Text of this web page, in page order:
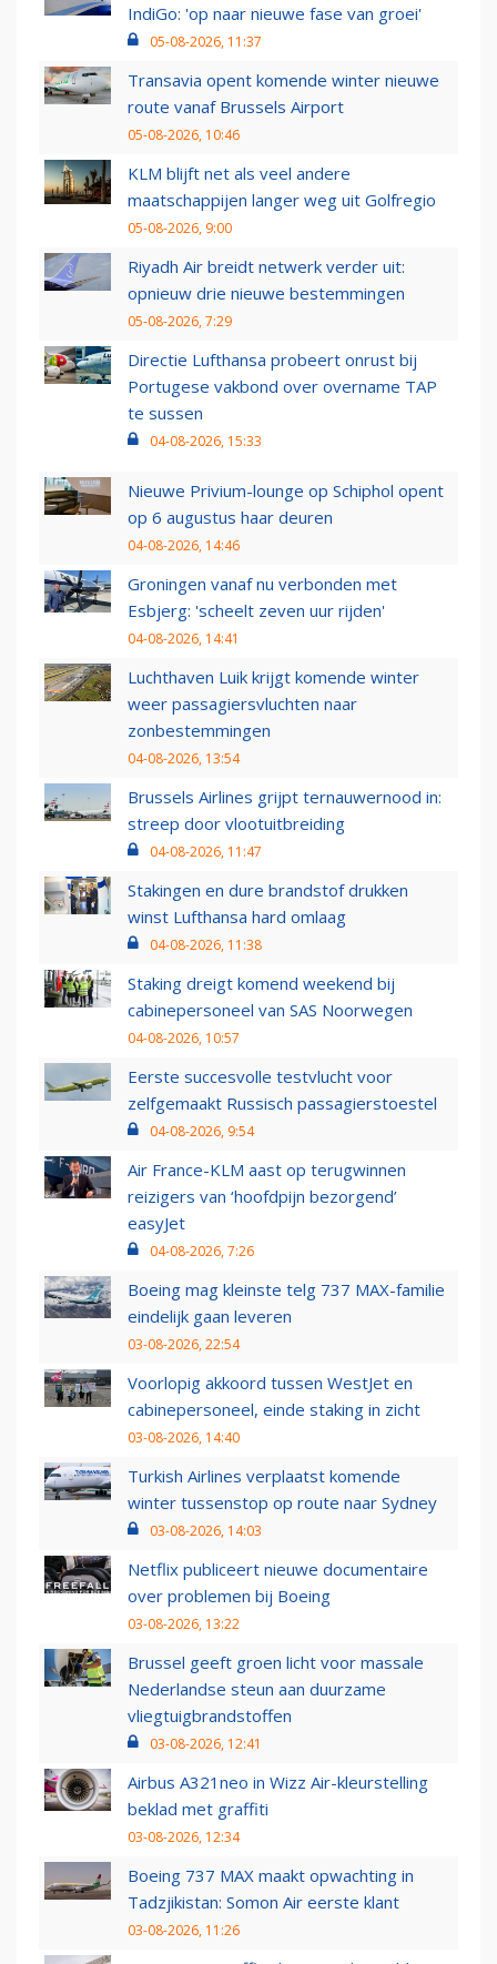
IndiGo: 'op naar nieuwe fase van groei'
05-08-2026, 11:37
Transavia opent komende winter nieuwe
route vanaf Brussels Airport
05-08-2026, 10:46
KLM blijft net als veel andere
maatschappijen langer weg uit Golfregio
05-08-2026, 9:00
Riyadh Air breidt netwerk verder uit:
opnieuw drie nieuwe bestemmingen
05-08-2026, 7:29
Directie Lufthansa probeert onrust bij
Portugese vakbond over overname TAP
te sussen
04-08-2026, 15:33
Nieuwe Privium-lounge op Schiphol opent
op 6 augustus haar deuren
04-08-2026, 14:46
Groningen vanaf nu verbonden met
Esbjerg: 'scheelt zeven uur rijden'
04-08-2026, 14:41
Luchthaven Luik krijgt komende winter
weer passagiersvluchten naar
zonbestemmingen
04-08-2026, 13:54
Brussels Airlines grijpt ternauwernood in:
streep door vlootuitbreiding
04-08-2026, 11:47
Stakingen en dure brandstof drukken
winst Lufthansa hard omlaag
04-08-2026, 11:38
Staking dreigt komend weekend bij
cabinepersoneel van SAS Noorwegen
04-08-2026, 10:57
Eerste succesvolle testvlucht voor
zelfgemaakt Russisch passagierstoestel
04-08-2026, 9:54
Air France-KLM aast op terugwinnen
reizigers van ‘hoofdpijn bezorgend’
easyJet
04-08-2026, 7:26
Boeing mag kleinste telg 737 MAX-familie
eindelijk gaan leveren
03-08-2026, 22:54
Voorlopig akkoord tussen WestJet en
cabinepersoneel, einde staking in zicht
03-08-2026, 14:40
Turkish Airlines verplaatst komende
winter tussenstop op route naar Sydney
03-08-2026, 14:03
Netflix publiceert nieuwe documentaire
over problemen bij Boeing
03-08-2026, 13:22
Brussel geeft groen licht voor massale
Nederlandse steun aan duurzame
vliegtuigbrandstoffen
03-08-2026, 12:41
Airbus A321neo in Wizz Air-kleurstelling
beklad met graffiti
03-08-2026, 12:34
Boeing 737 MAX maakt opwachting in
Tadzjikistan: Somon Air eerste klant
03-08-2026, 11:26